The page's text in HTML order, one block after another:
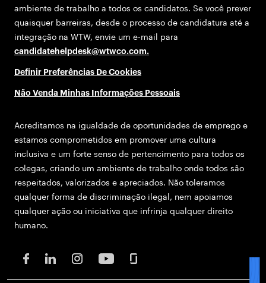
ambiente de trabalho a todos os candidatos. Se você prever
quaisquer barreiras, desde o processo de candidatura até a
integração na WTW, envie um e-mail para
candidatehelpdesk@wtwco.com.
Definir Preferências De Cookies
Não Venda Minhas Informações Pessoais
Acreditamos na igualdade de oportunidades de emprego e
estamos comprometidos em promover uma cultura
inclusiva e um forte senso de pertencimento para todos os
colegas, criando um ambiente de trabalho onde todos são
respeitados, valorizados e apreciados. Não toleramos
qualquer forma de discriminação ilegal, nem apoiamos
qualquer ação ou iniciativa que infrinja qualquer direito
humano.